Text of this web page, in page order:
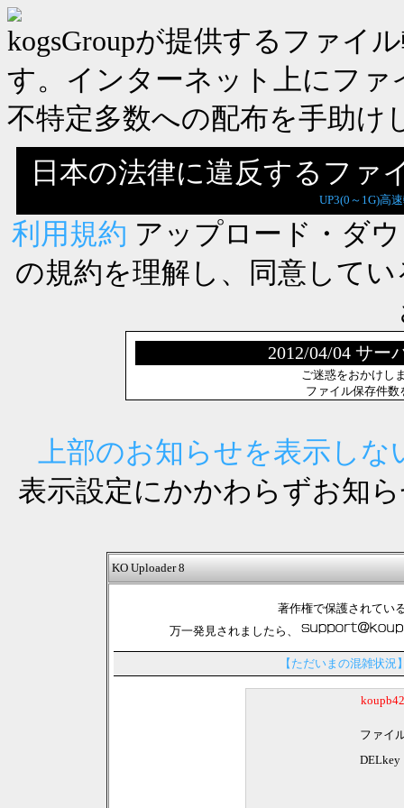
kogsGroupが提供するファイ
す。インターネット上にフ
不特定多数への配布を手助け
日本の法律に違反するファ
UP3(0～1G)高
利用規約 アップロード・ダ
の規約を理解し、同意して
2012/04/04 サー
ご迷惑をおかけし
ファイル保存件
上部のお知らせを表示しな
表示設定にかかわらずお知
KO Uploader 8
著作権で保護されてい
万一発見されましたら、
【ただいまの混雑状況
ファイ
DELkey